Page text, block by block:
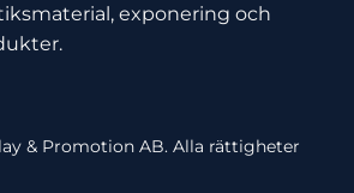
exponering och
& Promotion AB. Alla rättigheter